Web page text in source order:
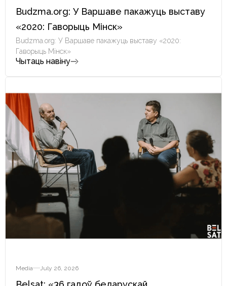
Budzma.org: У Варшаве пакажуць выставу
«2020: Гаворыць Мінск»
Budzma.org: У Варшаве пакажуць выставу «2020:
Гаворыць Мінск»
Чытаць навіну
Media July 26, 2026